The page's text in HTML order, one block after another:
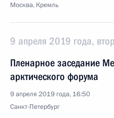
Москва, Кремль
9 апреля 2019 года,
Пленарное заседание
арктического форума
9 апреля 2019 года, 16:50
Санкт-Петербург